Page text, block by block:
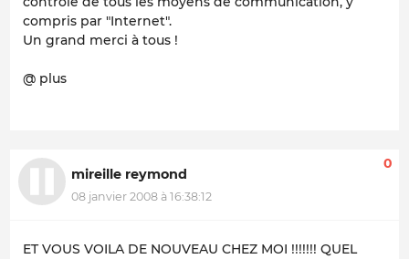
compris par "Internet".
Un grand merci à tous !
@ plus
mireille reymond
08 janvier 2008 à 16:38:12
0
ET VOUS VOILA DE NOUVEAU CHEZ MOI !!!!!!! QUEL